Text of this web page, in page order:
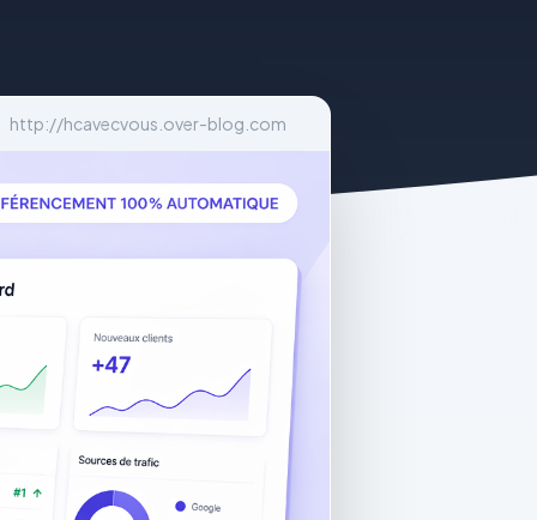
http://hcavecvous.over-blog.com